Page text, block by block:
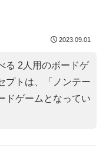
2023.09.01
る 2人用のボードゲ
プトは、「 ノンテー
ドゲームとなってい